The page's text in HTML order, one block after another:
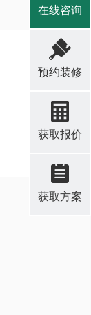
在线咨询
预约装修
获取报价
获取方案